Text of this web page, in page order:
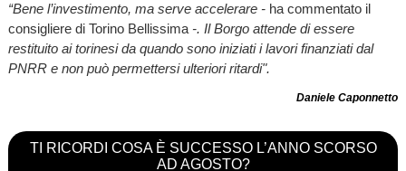
“Bene l’investimento, ma serve accelerare - ha commentato il
consigliere di Torino Bellissima-. Il Borgo attende di essere
restituito ai torinesi da quando sono iniziati i lavori finanziati dal
PNRR e non può permettersi ulteriori ritardi".
Daniele Caponnetto
TI RICORDI COSA È SUCCESSO L’ANNO SCORSO
AD AGOSTO?